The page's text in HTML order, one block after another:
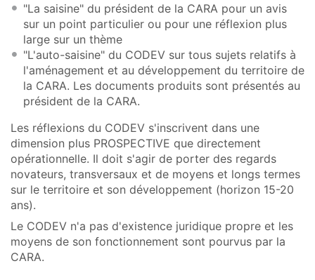
"La saisine" du président de la CARA pour un avis
sur un point particulier ou pour une réflexion plus
large sur un thème
"L'auto-saisine" du CODEV sur tous sujets relatifs à
l'aménagement et au développement du territoire de
la CARA. Les documents produits sont présentés au
président de la CARA.
Les réflexions du CODEV s'inscrivent dans une
dimension plus PROSPECTIVE que directement
opérationnelle. Il doit s'agir de porter des regards
novateurs, transversaux et de moyens et longs termes
sur le territoire et son développement (horizon 15-20
ans).
Le CODEV n'a pas d'existence juridique propre et les
moyens de son fonctionnement sont pourvus par la
CARA.